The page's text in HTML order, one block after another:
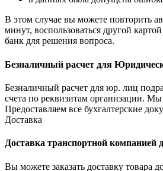
В этом случае вы можете повторить
минут, воспользоваться другой
банк для решения вопроса.
Безналичный расчет для
Безналичный расчет для юр. лиц
счета по реквизитам организации.
Предоставляем все бухгалтерские
Доставка
Доставка транспортной компанией
Вы можете заказать доставку товара